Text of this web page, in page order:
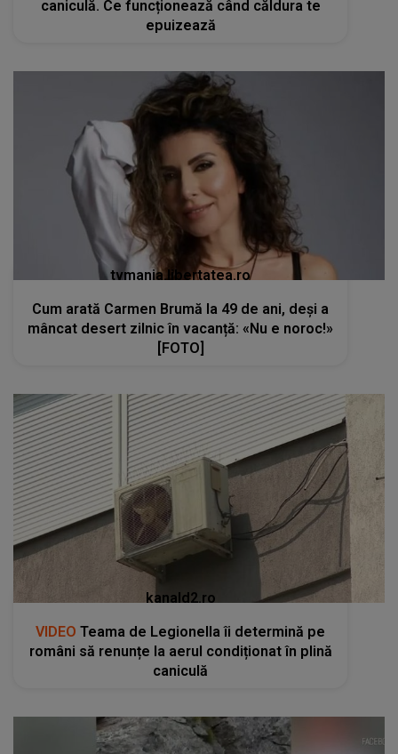
caniculă. Ce funcționează când căldura te
epuizează
tvmania.libertatea.ro
Cum arată Carmen Brumă la 49 de ani, deși a
mâncat desert zilnic în vacanță: «Nu e noroc!»
[FOTO]
kanald2.ro
VIDEO Teama de Legionella îi determină pe
români să renunțe la aerul condiționat în plină
caniculă